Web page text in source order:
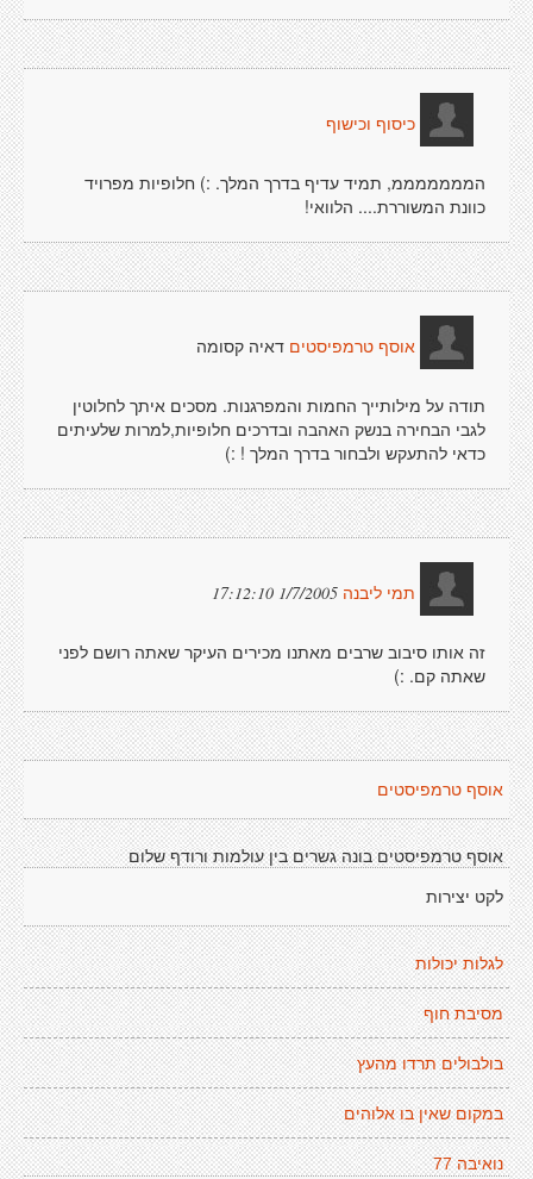
כיסוף וכישוף
המממממממ, תמיד עדיף בדרך המלך. :) חלופיות מפרויד
כוונת המשוררת.... הלוואי!
אוסף טרמפיסטים דאיה קסומה
תודה על מילותייך החמות והמפרגנות. מסכים איתך לחלוטין
לגבי הבחירה בנשק האהבה ובדרכים חלופיות,למרות שלעיתים
כדאי להתעקש ולבחור בדרך המלך ! :)
תמי ליבנה 1/7/2005 17:12:10
זה אותו סיבוב שרבים מאתנו מכירים העיקר שאתה רושם לפני
שאתה קם. :)
אוסף טרמפיסטים
אוסף טרמפיסטים בונה גשרים בין עולמות ורודף שלום
לקט יצירות
לגלות יכולות
מסיבת חוף
בולבולים תרדו מהעץ
במקום שאין בו אלוהים
נואיבה 77